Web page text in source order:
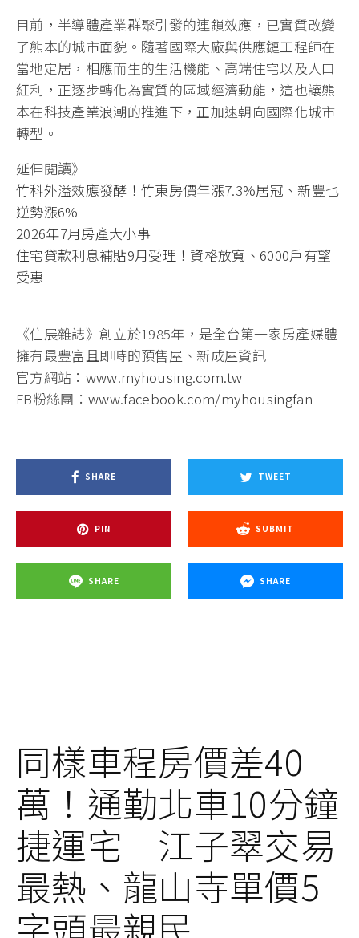
目前，半導體產業群聚引發的連鎖效應，已實質改變
了熊本的城市面貌。隨著國際大廠與供應鏈工程師在
當地定居，相應而生的生活機能、高端住宅以及人口
紅利，正逐步轉化為實質的區域經濟動能，這也讓熊
本在科技產業浪潮的推進下，正加速朝向國際化城市
轉型。
延伸閱讀》
竹科外溢效應發酵！竹東房價年漲7.3%居冠、新豐也
逆勢漲6%
2026年7月房產大小事
住宅貸款利息補貼9月受理！資格放寬、6000戶有望
受惠
《住展雜誌》創立於1985年，是全台第一家房產媒體
擁有最豐富且即時的預售屋、新成屋資訊
官方網站： www.myhousing.com.tw
FB粉絲團：www.facebook.com/myhousingfan
SHARE TWEET
PIN SUBMIT
SHARE SHARE
同樣車程房價差40
萬！通勤北車10分鐘
捷運宅 江子翠交易
最熱、龍山寺單價5
字頭最親民